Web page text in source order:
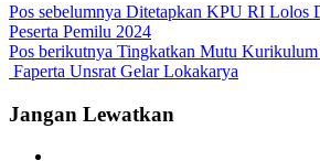
Pos sebelumnya Ditetapkan KPU RI Lolos
Peserta Pemilu 2024
Pos berikutnya Tingkatkan Mutu
Faperta Unsrat Gelar Lokakarya
Jangan Lewatkan